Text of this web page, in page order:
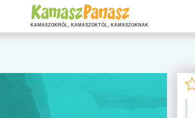
KAMASZOKRÓL, KAMASZOKTÓL, KAMASZOKNAK